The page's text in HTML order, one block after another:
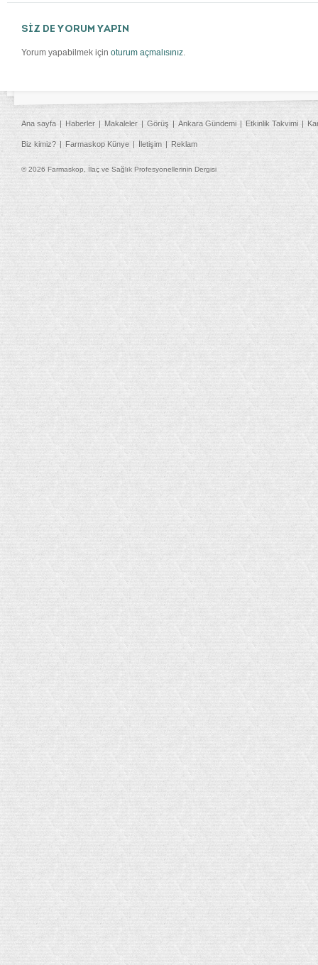
SİZ DE YORUM YAPIN
Yorum yapabilmek için oturum açmalısınız.
Ana sayfa Haberler Makaleler Görüş Ankara Gündemi Etkinlik Takvimi
Biz kimiz? Farmaskop Künye İletişim Reklam
© 2026 Farmaskop, İlaç ve Sağlık Profesyonellerinin Dergisi